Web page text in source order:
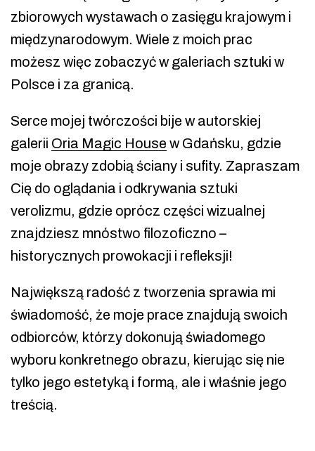
zbiorowych wystawach o zasięgu krajowym i
międzynarodowym. Wiele z moich prac
możesz więc zobaczyć w galeriach sztuki w
Polsce i za granicą.
Serce mojej twórczości bije w autorskiej
galerii Oria Magic House w Gdańsku, gdzie
moje obrazy zdobią ściany i sufity. Zapraszam
Cię do oglądania i odkrywania sztuki
verolizmu, gdzie oprócz części wizualnej
znajdziesz mnóstwo filozoficzno –
historycznych prowokacji i refleksji!
Największą radość z tworzenia sprawia mi
świadomość, że moje prace znajdują swoich
odbiorców, którzy dokonują świadomego
wyboru konkretnego obrazu, kierując się nie
tylko jego estetyką i formą, ale i właśnie jego
treścią.